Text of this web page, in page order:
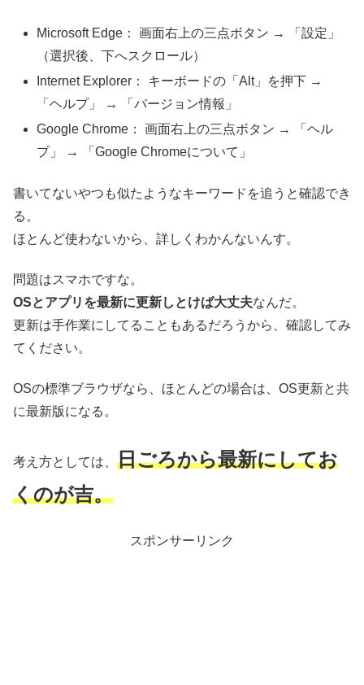
Microsoft Edge： 画面右上の三点ボタン → 「設定」
（選択後、下へスクロール）
Internet Explorer： キーボードの「Alt」を押下 →
「ヘルプ」 → 「バージョン情報」
Google Chrome： 画面右上の三点ボタン → 「ヘル
プ」 → 「Google Chromeについて」
書いてないやつも似たようなキーワードを追うと確認でき
る。
ほとんど使わないから、詳しくわかんないんす。
問題はスマホですな。
OSとアプリを最新に更新しとけば大丈夫なんだ。
更新は手作業にしてることもあるだろうから、確認してみ
てください。
OSの標準ブラウザなら、ほとんどの場合は、OS更新と共
に最新版になる。
考え方としては、 日ごろから最新にしてお
くのが吉。
スポンサーリンク